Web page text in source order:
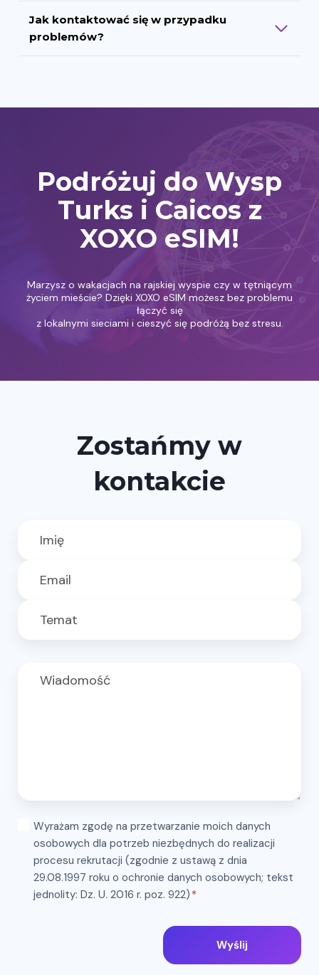
Jak kontaktować się w przypadku
problemów?
Podróżuj do Wysp
Turks i Caicos z
XOXO eSIM!
Marzysz o wakacjach na rajskiej wyspie czy w tętniącym
życiem mieście? Dzięki XOXO eSIM możesz bez problemu
łączyć się
z lokalnymi sieciami i cieszyć się podróżą bez stresu.
Zostańmy w
kontakcie
Wyrażam zgodę na przetwarzanie moich danych
osobowych dla potrzeb niezbędnych do realizacji
procesu rekrutacji (zgodnie z ustawą z dnia
29.08.1997 roku o ochronie danych osobowych; tekst
jednolity: Dz. U. 2016 r. poz. 922) *
Wyślij